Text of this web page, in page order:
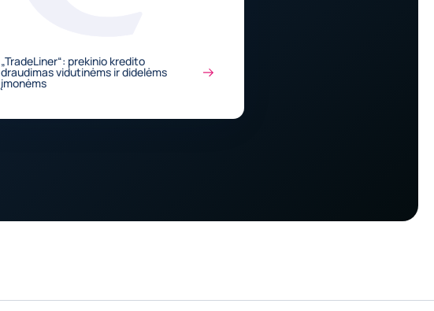
„TradeLiner“: prekinio kredito
draudimas vidutinėms ir didelėms
įmonėms